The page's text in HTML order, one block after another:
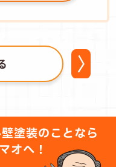
塗装のことなら
オへ！